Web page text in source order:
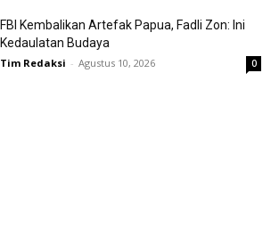
FBI Kembalikan Artefak Papua, Fadli Zon: Ini
Kedaulatan Budaya
Tim Redaksi - Agustus 10, 2026 0